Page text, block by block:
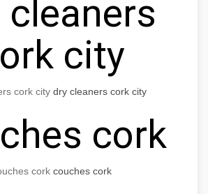
cleaners
city
cork city dry cleaners cork city
cork
cork couches cork